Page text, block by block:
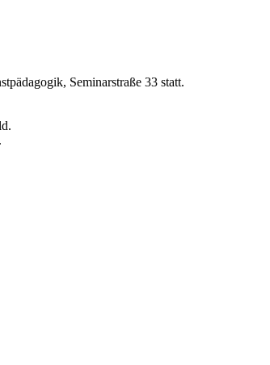
Seminarstraße 33 statt.